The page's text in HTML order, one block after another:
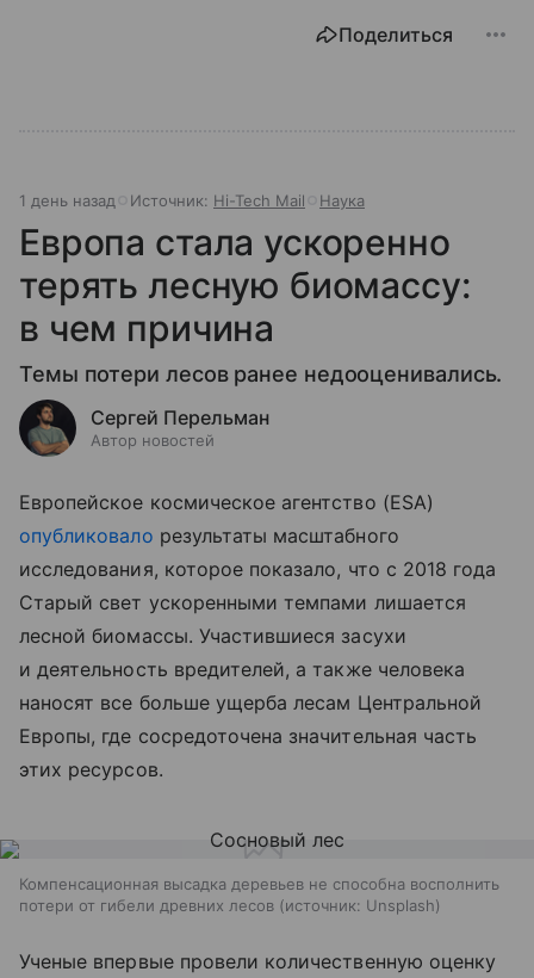
Поделиться
1 день назад Источник: Hi-Tech Mail Наука
Европа стала ускоренно
терять лесную биомассу:
в чем причина
Темы потери лесов ранее недооценивались.
Сергей Перельман
Автор новостей
Европейское космическое агентство (ESA)
опубликовало результаты масштабного
исследования, которое показало, что с 2018 года
Старый свет ускоренными темпами лишается
лесной биомассы. Участившиеся засухи
и деятельность вредителей, а также человека
наносят все больше ущерба лесам Центральной
Европы, где сосредоточена значительная часть
этих ресурсов.
Компенсационная высадка деревьев не способна восполнить
потери от гибели древних лесов
источник: Unsplash
Ученые впервые провели количественную оценку